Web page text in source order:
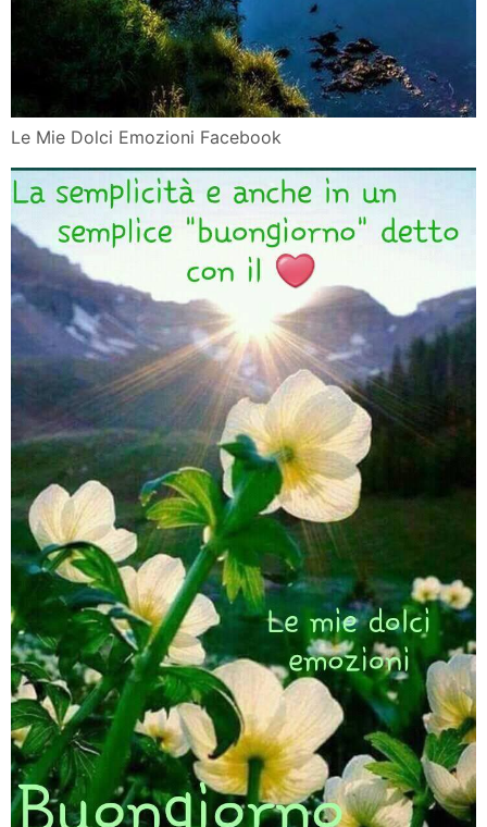
Le Mie Dolci Emozioni Facebook